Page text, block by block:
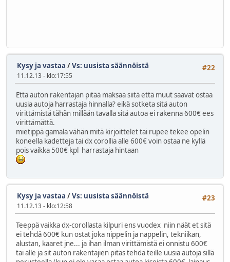
#22
Kysy ja vastaa /Vs: uusista säännöistä
11.12.13 - klo:17:55
Että auton rakentajan pitää maksaa siitä että muut saavat ostaa
uusia autoja harrastaja hinnalla? eikä sotketa sitä auton
virittämistä tähän millään tavalla sitä autoa ei rakenna 600€ ees
virittämättä.
mietippä gamala vähän mitä kirjoittelet tai rupee tekee opelin
koneella kadetteja tai dx corollia alle 600€ voin ostaa ne kyllä
pois vaikka 500€ kpl harrastaja hintaan
#23
Kysy ja vastaa /Vs: uusista säännöistä
11.12.13 - klo:12:58
Teeppä vaikka dx-corollasta kilpuri ens vuodex niin näät et sitä
ei tehdä 600€ kun ostat joka nippelin ja nappelin, tekniikan,
alustan, kaaret jne... ja ihan ilman virittämistä ei onnistu 600€
tai alle ja sit auton rakentajien pitäs tehdä teille uusia autoja sillä